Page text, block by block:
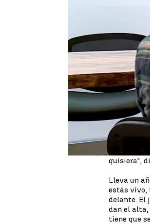
21 de
Después
Madrid,
Román
al colegio
Algo no
Sus
quisiera",
Lleva un
estás vivo,
delante. El
dan el alta,
tiene que